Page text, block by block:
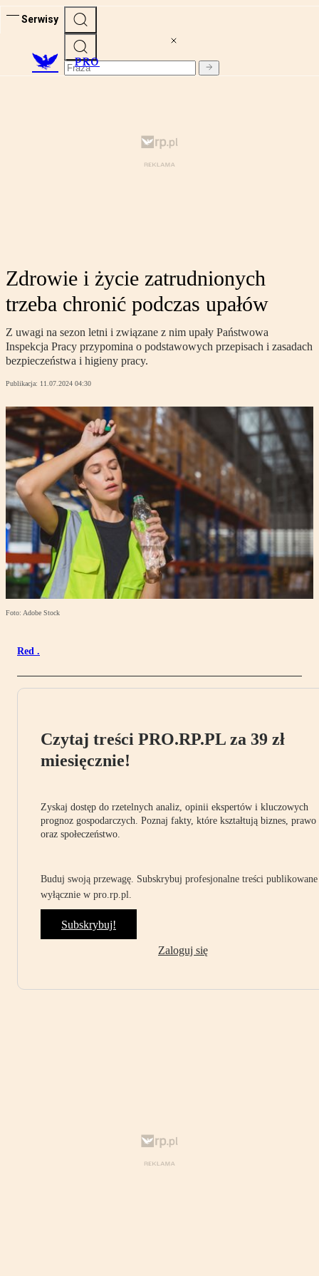
Serwisy
PRO
Zdrowie i życie zatrudnionych
trzeba chronić podczas upałów
Z uwagi na sezon letni i związane z nim upały Państwowa
Inspekcja Pracy przypomina o podstawowych przepisach i zasadach
bezpieczeństwa i higieny pracy.
Publikacja: 11.07.2024 04:30
Foto: Adobe Stock
Red .
Czytaj treści PRO.RP.PL za 39 zł
miesięcznie!
Zyskaj dostęp do rzetelnych analiz, opinii ekspertów i kluczowych
prognoz gospodarczych. Poznaj fakty, które kształtują biznes, prawo
oraz społeczeństwo.
Buduj swoją przewagę. Subskrybuj profesjonalne treści publikowane
wyłącznie w pro.rp.pl.
Subskrybuj!
Zaloguj się